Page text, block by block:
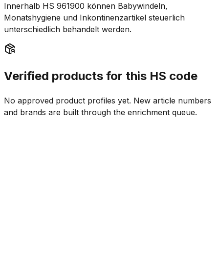
Innerhalb HS 961900 können Babywindeln,
Monatshygiene und Inkontinenzartikel steuerlich
unterschiedlich behandelt werden.
Verified products for this HS code
No approved product profiles yet. New article numbers
and brands are built through the enrichment queue.